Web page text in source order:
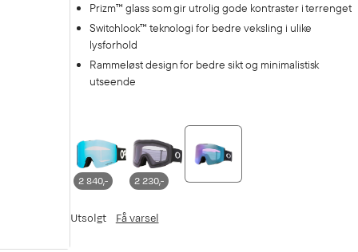
Prizm™ glass som gir utrolig gode kontraster i terrenget
Switchlock™ teknologi for bedre veksling i ulike
lysforhold
Rammeløst design for bedre sikt og minimalistisk
utseende
2 840,- 2 230,-
Utsolgt Få varsel